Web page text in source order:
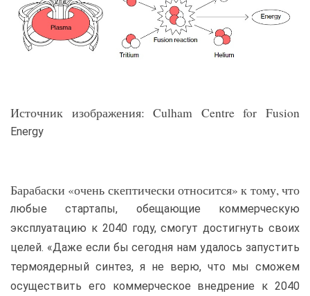
Источник изображения: Culham Centre for Fusion
Energy
Барабаски «очень скептически относится» к тому, что
любые стартапы, обещающие коммерческую
эксплуатацию к 2040 году, смогут достигнуть своих
целей. «Даже если бы сегодня нам удалось запустить
термоядерный синтез, я не верю, что мы сможем
осуществить его коммерческое внедрение к 2040